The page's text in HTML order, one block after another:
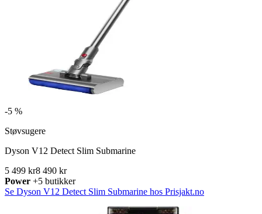
-5 %
Støvsugere
Dyson V12 Detect Slim Submarine
5 499 kr8 490 kr
Power +5 butikker
Se Dyson V12 Detect Slim Submarine hos Prisjakt.no